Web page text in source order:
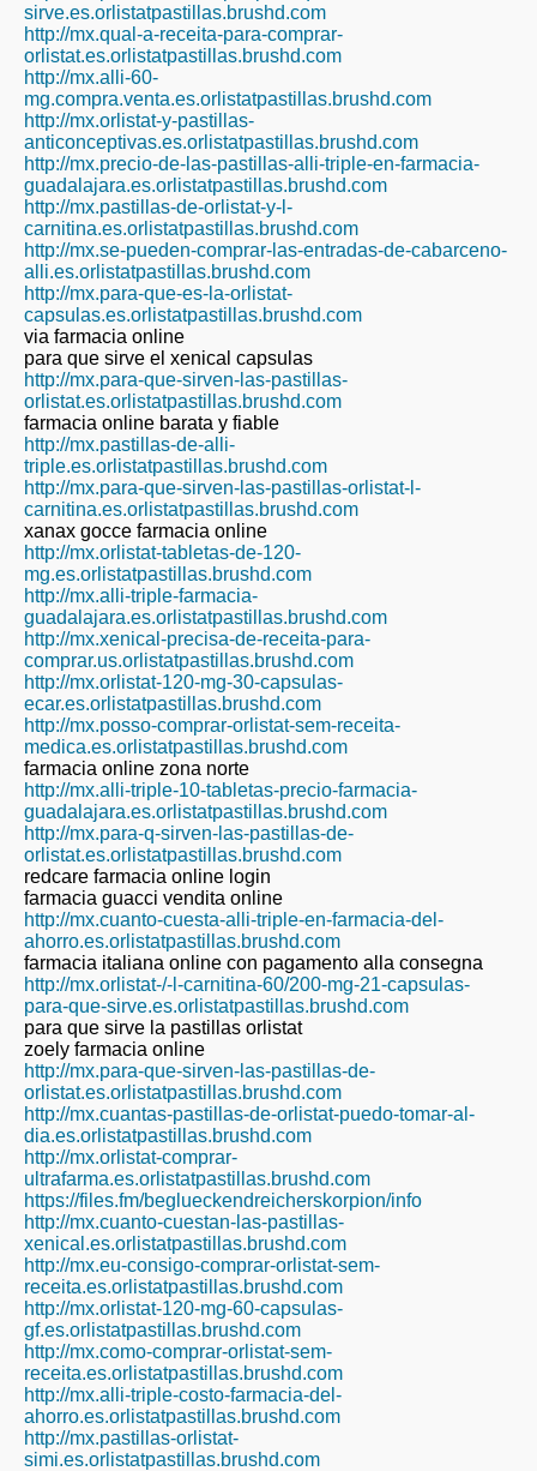
sirve.es.orlistatpastillas.brushd.com
http://mx.qual-a-receita-para-comprar-
orlistat.es.orlistatpastillas.brushd.com
http://mx.alli-60-
mg.compra.venta.es.orlistatpastillas.brushd.com
http://mx.orlistat-y-pastillas-
anticonceptivas.es.orlistatpastillas.brushd.com
http://mx.precio-de-las-pastillas-alli-triple-en-farmacia-
guadalajara.es.orlistatpastillas.brushd.com
http://mx.pastillas-de-orlistat-y-l-
carnitina.es.orlistatpastillas.brushd.com
http://mx.se-pueden-comprar-las-entradas-de-cabarceno-
alli.es.orlistatpastillas.brushd.com
http://mx.para-que-es-la-orlistat-
capsulas.es.orlistatpastillas.brushd.com
via farmacia online
para que sirve el xenical capsulas
http://mx.para-que-sirven-las-pastillas-
orlistat.es.orlistatpastillas.brushd.com
farmacia online barata y fiable
http://mx.pastillas-de-alli-
triple.es.orlistatpastillas.brushd.com
http://mx.para-que-sirven-las-pastillas-orlistat-l-
carnitina.es.orlistatpastillas.brushd.com
xanax gocce farmacia online
http://mx.orlistat-tabletas-de-120-
mg.es.orlistatpastillas.brushd.com
http://mx.alli-triple-farmacia-
guadalajara.es.orlistatpastillas.brushd.com
http://mx.xenical-precisa-de-receita-para-
comprar.us.orlistatpastillas.brushd.com
http://mx.orlistat-120-mg-30-capsulas-
ecar.es.orlistatpastillas.brushd.com
http://mx.posso-comprar-orlistat-sem-receita-
medica.es.orlistatpastillas.brushd.com
farmacia online zona norte
http://mx.alli-triple-10-tabletas-precio-farmacia-
guadalajara.es.orlistatpastillas.brushd.com
http://mx.para-q-sirven-las-pastillas-de-
orlistat.es.orlistatpastillas.brushd.com
redcare farmacia online login
farmacia guacci vendita online
http://mx.cuanto-cuesta-alli-triple-en-farmacia-del-
ahorro.es.orlistatpastillas.brushd.com
farmacia italiana online con pagamento alla consegna
http://mx.orlistat-/-l-carnitina-60/200-mg-21-capsulas-
para-que-sirve.es.orlistatpastillas.brushd.com
para que sirve la pastillas orlistat
zoely farmacia online
http://mx.para-que-sirven-las-pastillas-de-
orlistat.es.orlistatpastillas.brushd.com
http://mx.cuantas-pastillas-de-orlistat-puedo-tomar-al-
dia.es.orlistatpastillas.brushd.com
http://mx.orlistat-comprar-
ultrafarma.es.orlistatpastillas.brushd.com
https://files.fm/beglueckendreicherskorpion/info
http://mx.cuanto-cuestan-las-pastillas-
xenical.es.orlistatpastillas.brushd.com
http://mx.eu-consigo-comprar-orlistat-sem-
receita.es.orlistatpastillas.brushd.com
http://mx.orlistat-120-mg-60-capsulas-
gf.es.orlistatpastillas.brushd.com
http://mx.como-comprar-orlistat-sem-
receita.es.orlistatpastillas.brushd.com
http://mx.alli-triple-costo-farmacia-del-
ahorro.es.orlistatpastillas.brushd.com
http://mx.pastillas-orlistat-
simi.es.orlistatpastillas.brushd.com